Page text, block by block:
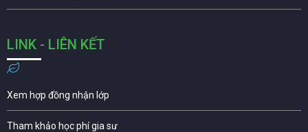
LINK - LIÊN KẾT
Xem hợp đồng nhận lớp
Tham khảo học phí gia sư